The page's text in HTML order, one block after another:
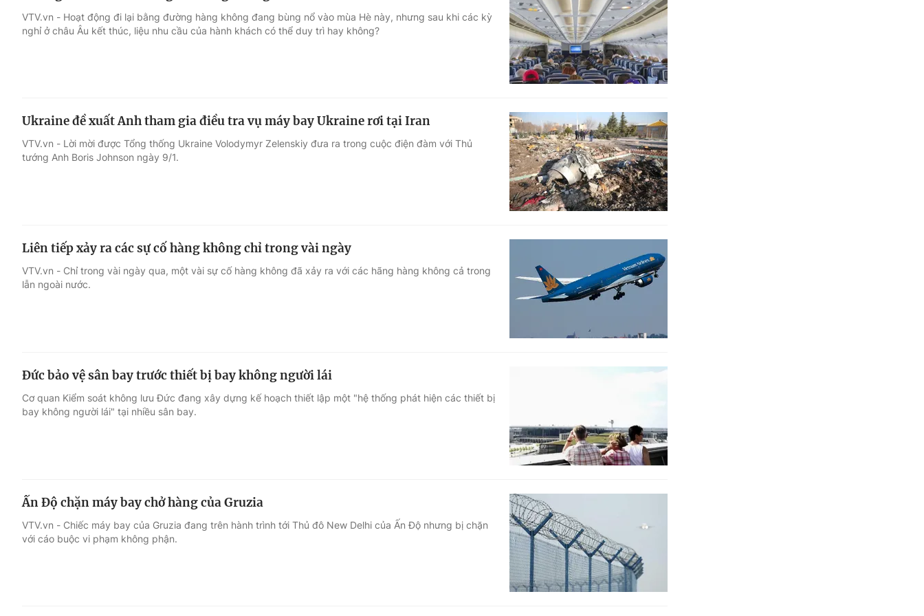
VTV.vn - Hoạt động đi lại bằng đường hàng không đang bùng nổ vào mùa Hè này, nhưng sau khi các kỳ
nghỉ ở châu Âu kết thúc, liệu nhu cầu của hành khách có thể duy trì hay không?
Ukraine đề xuất Anh tham gia điều tra vụ máy bay Ukraine rơi tại Iran
VTV.vn - Lời mời được Tổng thống Ukraine Volodymyr Zelenskiy đưa ra trong cuộc điện đàm với Thủ
tướng Anh Boris Johnson ngày 9/1.
Liên tiếp xảy ra các sự cố hàng không chỉ trong vài ngày
VTV.vn - Chỉ trong vài ngày qua, một vài sự cố hàng không đã xảy ra với các hãng hàng không cả trong
lẫn ngoài nước.
Đức bảo vệ sân bay trước thiết bị bay không người lái
Cơ quan Kiểm soát không lưu Đức đang xây dựng kế hoạch thiết lập một "hệ thống phát hiện các thiết bị
bay không người lái" tại nhiều sân bay.
Ấn Độ chặn máy bay chở hàng của Gruzia
VTV.vn - Chiếc máy bay của Gruzia đang trên hành trình tới Thủ đô New Delhi của Ấn Độ nhưng bị chặn
với cáo buộc vi phạm không phận.